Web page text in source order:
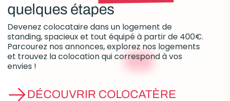
quelques étapes
Devenez colocataire dans un logement de
standing, spacieux et tout équipé à partir de 400€.
Parcourez nos annonces, explorez nos logements
et trouvez la colocation qui correspond à vos
envies !
DÉCOUVRIR COLOCATÈRE
à partir de
810€